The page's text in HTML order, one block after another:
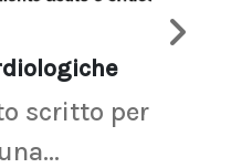
scritto per